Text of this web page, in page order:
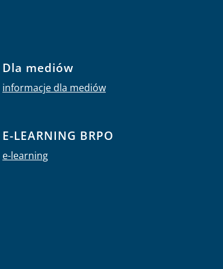
Dla mediów
informacje dla mediów
E-LEARNING BRPO
e-learning